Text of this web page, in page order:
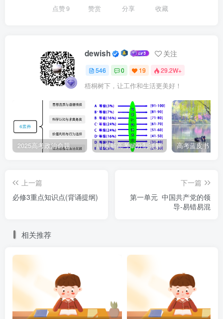
③中华文化新火相传，一脉相承
A.①② B.①④ C.②③ D.③④
7.目前中国顶尖设计师都倾向于把中国传统文化与现代
设计理念结合起来，既展示了中国传统文化，又弘扬了现代
设计理念，这说明（ ）
①继承优秀传统文化，才有文化的积累与发展
③发挥传统文化在现实生活中的作用
成。文化的“体”包括国民教育体系、公共文化服务体系、文
化事业和产业体系、文化市场体系以及各种形式的文化产品
和服务等，而当代中华文化的“魂”就是（ ）
点赞9 赞赏 分享 收藏
dewish 关注
546 0 19 29.2W+
梧桐树下，让工作和生活更美好！
2025高考政治命题纲要解读 山东新高考赋分制详解
上一篇
必修3重点知识点(背诵提纲)
下一篇
第一单元 中国共产党的领
导-易错易混
相关推荐